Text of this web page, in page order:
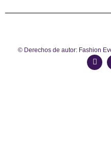
© Derechos de autor: Fashion